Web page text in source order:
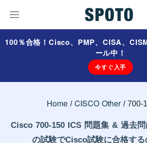
100％合格！Cisco、PMP、CISA、
ール中！
今すぐ入手
Home CISCO Other 700-
Cisco 700-150 ICS 問題集 & 過去問
の試験でCisco試験に合格する